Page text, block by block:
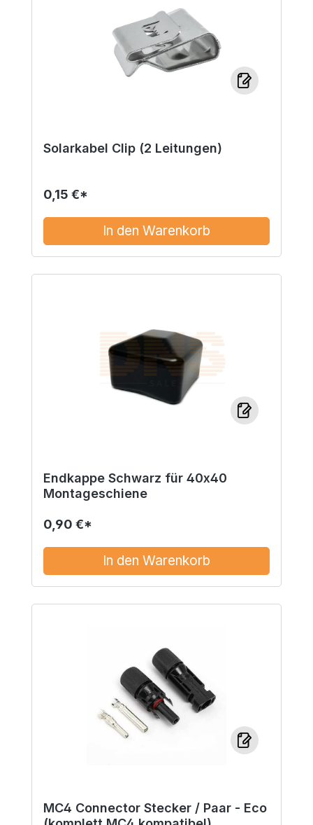
Solarkabel Clip (2 Leitungen)
0,15 €*
In den Warenkorb
Endkappe Schwarz für 40x40
Montageschiene
0,90 €*
In den Warenkorb
MC4 Connector Stecker / Paar - Eco